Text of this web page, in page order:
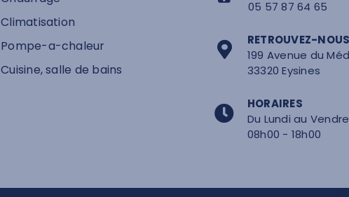
Climatisation
Pompe-a-chaleur
Cuisine, salle de bains
05 57 87 64 65
RETROUVEZ-NOUS
199 Avenue du
33320 Eysines
HORAIRES
Du Lundi au
08h00 - 18h00